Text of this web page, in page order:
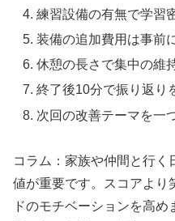
練習設備の有無で学習
装備の追加費用は事前
休憩の長さで集中の維
終了後10分で振り返り
次回の改善テーマを一
コラム：家族や仲間と行く
値が重要です。スコアより
ドのモチベーションを高